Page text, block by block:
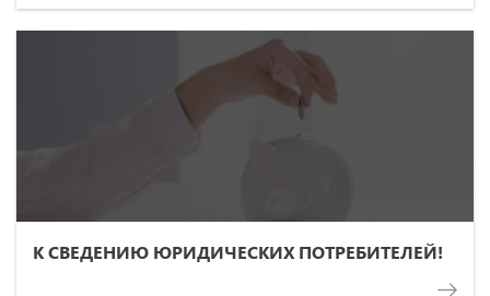
К СВЕДЕНИЮ ЮРИДИЧЕСКИХ ПОТРЕБИТЕЛЕЙ!